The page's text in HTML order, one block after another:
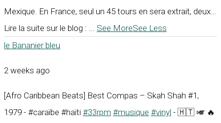
Mexique. En France, seul un 45 tours en sera extrait, deux...
Lire la suite sur le blog :
See MoreSee Less
le Bananier bleu
2 weeks ago
[Afro Caribbean Beats] Best Compas – Skah Shah #1,
1979 - #caraïbe #haïti #33rpm #musique #vinyl - 🇭🇹 🎺 🔥